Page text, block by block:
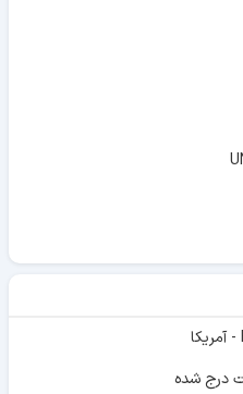
درج شده